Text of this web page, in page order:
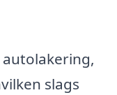
slags